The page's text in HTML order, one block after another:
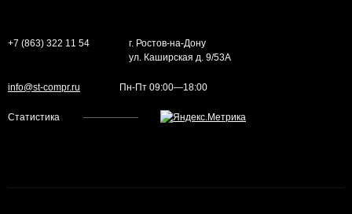
+7 (863) 322 11 54
г. Ростов-на-Дону
ул. Каширская д. 9/53А
info@st-compr.ru Пн-Пт 09:00—18:00
Статистика